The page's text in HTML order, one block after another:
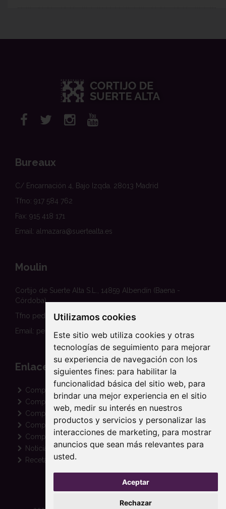
Utilizamos cookies
Este sitio web utiliza cookies y otras
tecnologías de seguimiento para mejorar
su experiencia de navegación con los
siguientes fines: para habilitar la
funcionalidad básica del sitio web, para
brindar una mejor experiencia en el sitio
web, medir su interés en nuestros
productos y servicios y personalizar las
interacciones de marketing, para mostrar
anuncios que sean más relevantes para
usted.
Aceptar
Rechazar
Bureaux
C/ Encarnación 4, Bajo Izqda. 28013 Madrid
Tfno: 917 584 762
Fax: 915 418 171
Email: almazara@suertealta.es
Moulin
Cortijo de Suerte Alta S.L., 14859 Albendín (Baena -
Córdoba)
Tfno pedidos: 620 458 354
Email: pedidos@suertealta.es
Enlaces
Comprar Aceite Ecológico
Comprar Aceite Arbequina
Comprar Aceite Picual
Comprar Aceite Coupage
Comprar Aceite para Regalo
Noticias de Cortijo Suerte Alta
Recetas con Aceite de Oliva